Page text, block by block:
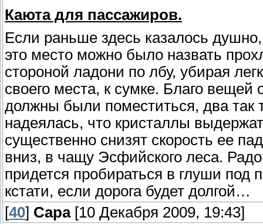
Каюта для пассажиров.
Если раньше здесь казалось
это место можно было назвать
стороной ладони по лбу, убирая
своего места, к сумке. Благо вещей
должны были поместиться, два так
надеялась, что кристаллы
существенно снизят скорость ее
вниз, в чащу Эсфийского леса.
придется пробираться в глуши
кстати, если дорога будет долгой…
[40] Сара[10 Декабря 2009, 19:43]